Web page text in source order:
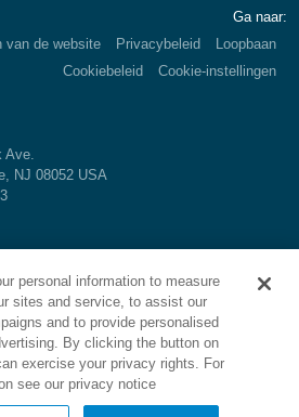
Ga naar:
van de website
Privacybeleid
Loopbaan
Cookiebeleid
Cookie-instellingen
Ave.
NJ 08052 USA
personal information to measure
sites and service, to assist our
and to provide personalised
By clicking the button on
exercise your privacy rights. For
see our privacy notice